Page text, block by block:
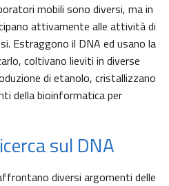
mobili sono diversi, ma in
attivamente alle attività di
Estraggono il DNA ed usano la
coltivano lieviti in diverse
di etanolo, cristallizzano
della bioinformatica per
sul DNA
diversi argomenti delle